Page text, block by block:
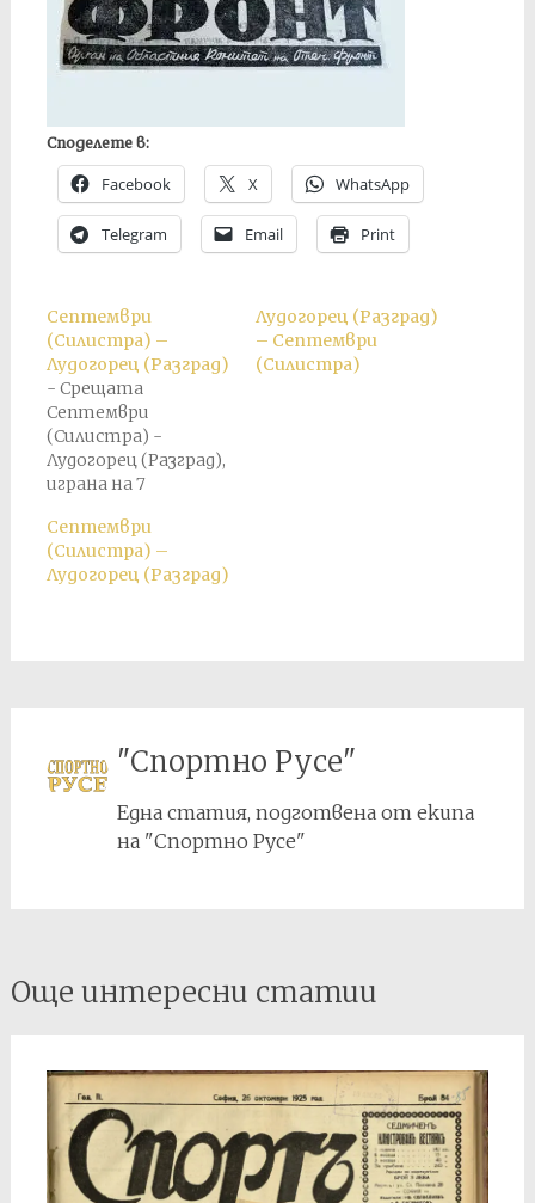
Споделете в:
Facebook X WhatsApp
Telegram Email Print
Септември
(Силистра) –
Лудогорец (Разград)
- Срещата
Септември
(Силистра) -
Лудогорец (Разград),
играна на 7
при резултат 6:3 в
полза на
„Септември“. По-
Лудогорец (Разград)
– Септември
(Силистра)
Септември
(Силистра) –
Лудогорец (Разград)
"Спортно Русе"
Една статия, подготвена от екипа
на "Спортно Русе"
Post
navigation
Още интересни статии